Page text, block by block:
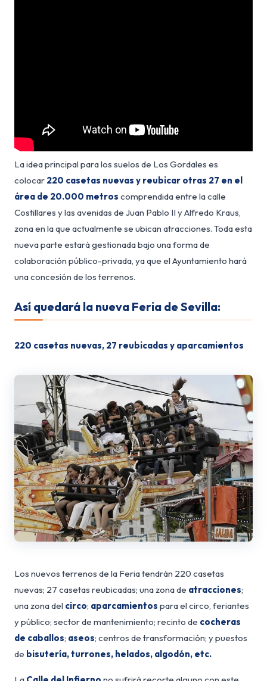
La idea principal para los suelos de Los Gordales es
colocar 220 casetas nuevas y reubicar otras 27 en el
área de 20.000 metros comprendida entre la calle
Costillares y las avenidas de Juan Pablo II y Alfredo Kraus,
zona en la que actualmente se ubican atracciones. Toda esta
nueva parte estará gestionada bajo una forma de
colaboración público-privada, ya que el Ayuntamiento hará
una concesión de los terrenos.
Así quedará la nueva Feria de Sevilla:
220 casetas nuevas, 27 reubicadas y aparcamientos
Los nuevos terrenos de la Feria tendrán 220 casetas
nuevas; 27 casetas reubicadas; una zona de atracciones;
una zona del circo; aparcamientos para el circo, feriantes
y público; sector de mantenimiento; recinto de cocheras
de caballos; aseos; centros de transformación; y puestos
de bisutería, turrones, helados, algodón, etc.